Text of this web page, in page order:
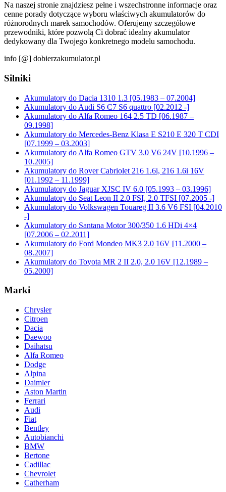
Na naszej stronie znajdziesz pełne i wszechstronne informacje oraz
cenne porady dotyczące wyboru właściwych akumulatorów do
różnorodnych marek samochodów. Oferujemy szczegółowe
przewodniki, które pozwolą Ci dobrać idealny akumulator
dedykowany dla Twojego konkretnego modelu samochodu.
info [@] dobierzakumulator.pl
Silniki
Akumulatory do Dacia 1310 1.3 [05.1983 – 07.2004]
Akumulatory do Audi S6 C7 S6 quattro [02.2012 -]
Akumulatory do Alfa Romeo 164 2.5 TD [06.1987 –
09.1998]
Akumulatory do Mercedes-Benz Klasa E S210 E 320 T CDI
[07.1999 – 03.2003]
Akumulatory do Alfa Romeo GTV 3.0 V6 24V [10.1996 –
10.2005]
Akumulatory do Rover Cabriolet 216 1.6i, 216 1.6i 16V
[01.1992 – 11.1999]
Akumulatory do Jaguar XJSC IV 6.0 [05.1993 – 03.1996]
Akumulatory do Seat Leon II 2.0 FSI, 2.0 TFSI [07.2005 -]
Akumulatory do Volkswagen Touareg II 3.6 V6 FSI [04.2010
-]
Akumulatory do Santana Motor 300/350 1.6 HDi 4×4
[07.2006 – 02.2011]
Akumulatory do Ford Mondeo MK3 2.0 16V [11.2000 –
08.2007]
Akumulatory do Toyota MR 2 II 2.0, 2.0 16V [12.1989 –
05.2000]
Marki
Chrysler
Citroen
Dacia
Daewoo
Daihatsu
Alfa Romeo
Dodge
Alpina
Daimler
Aston Martin
Ferrari
Audi
Fiat
Bentley
Autobianchi
BMW
Bertone
Cadillac
Chevrolet
Catherham